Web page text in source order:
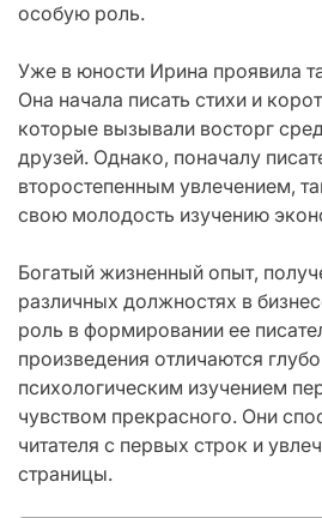
особую роль.
Уже в юности Ирина проявила
Она начала писать стихи и
которые вызывали восторг
друзей. Однако, поначалу
второстепенным увлечением,
свою молодость изучению
Богатый жизненный опыт,
различных должностях в
роль в формировании ее
произведения отличаются
психологическим изучением
чувством прекрасного. Они
читателя с первых строк и
страницы.